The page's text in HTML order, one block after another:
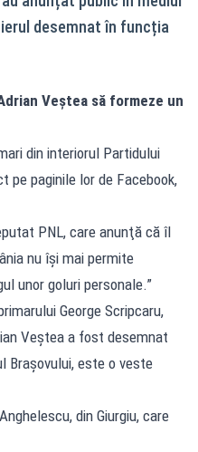
desemnat în funcția
Veștea să formeze un
din interiorul Partidului
pe paginile lor de Facebook,
PNL, care anunţă că îl
nu îşi mai permite
unor goluri personale.”
George Scripcaru,
Veştea a fost desemnat
Braşovului, este o veste
din Giurgiu, care